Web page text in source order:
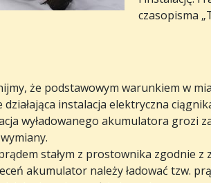
czasopisma
że podstawowym warunkiem w
instalacja elektryczna
wyładowanego akumulatora grozi
stałym z prostownika zgodnie
akumulator należy ładować tzw.